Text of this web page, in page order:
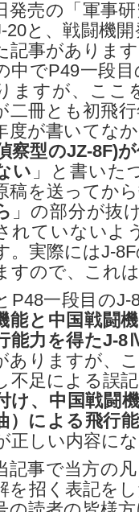
売の「軍事
20と、戦闘機
記事がありま
でP49一段目
ますが、ここ
二冊とも初飛
度が書いてな
察型のJZ-8F)
い 」と書いた
稿を送ってか
」の部分が抜
れていないよ
。実際にはJ-
すので、これ
一段目のJ-
能と中国戦闘
能力を得たJ-
ありますが、
不足による誤
け、中国戦闘
）による飛行
正しい内容に
事で当方の
を招く表記を